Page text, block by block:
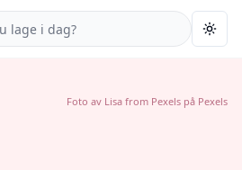
Foto av Lisa from Pexels på Pexels